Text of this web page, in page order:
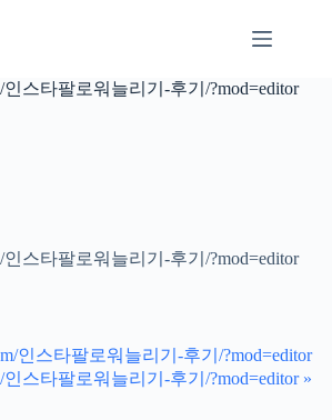
인스타팔로워늘리기-후기/?mod=editor
인스타팔로워늘리기-후기/?mod=editor
인스타팔로워늘리기-후기/?mod=editor
인스타팔로워늘리기-후기/?mod=editor »